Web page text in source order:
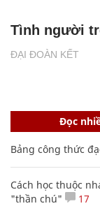
ĐẠI ĐOÀN KẾT
Tình người
Đọc
Bảng công thức
Cách học thuộc
"thần chú"
17